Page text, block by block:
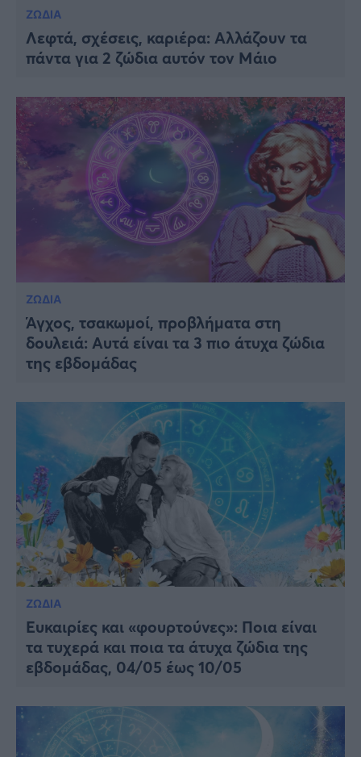
ΖΩΔΙΑ
Λεφτά, σχέσεις, καριέρα: Αλλάζουν τα
πάντα για 2 ζώδια αυτόν τον Μάιο
ΖΩΔΙΑ
Άγχος, τσακωμοί, προβλήματα στη
δουλειά: Αυτά είναι τα 3 πιο άτυχα ζώδια
της εβδομάδας
ΖΩΔΙΑ
Ευκαιρίες και «φουρτούνες»: Ποια είναι
τα τυχερά και ποια τα άτυχα ζώδια της
εβδομάδας, 04/05 έως 10/05